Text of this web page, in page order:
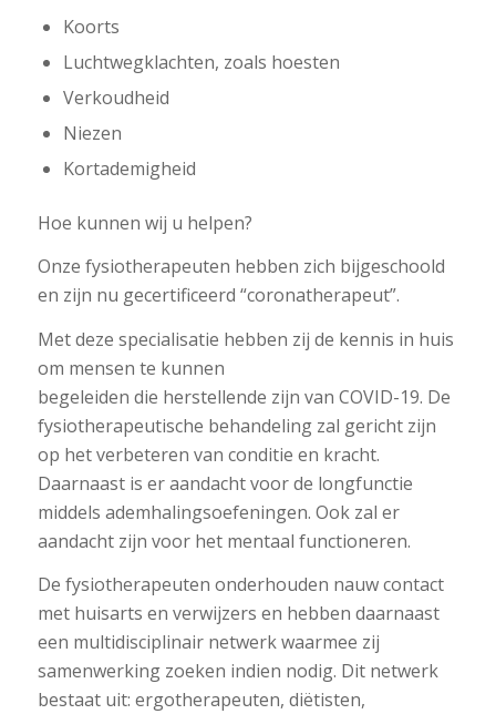
Koorts
Luchtwegklachten, zoals hoesten
Verkoudheid
Niezen
Kortademigheid
Hoe kunnen wij u helpen?
Onze fysiotherapeuten hebben zich bijgeschoold
en zijn nu gecertificeerd “coronatherapeut”.
Met deze specialisatie hebben zij de kennis in huis
om mensen te kunnen
begeleiden die herstellende zijn van COVID-19. De
fysiotherapeutische behandeling zal gericht zijn
op het verbeteren van conditie en kracht.
Daarnaast is er aandacht voor de longfunctie
middels ademhalingsoefeningen. Ook zal er
aandacht zijn voor het mentaal functioneren.
De fysiotherapeuten onderhouden nauw contact
met huisarts en verwijzers en hebben daarnaast
een multidisciplinair netwerk waarmee zij
samenwerking zoeken indien nodig. Dit netwerk
bestaat uit: ergotherapeuten, diëtisten,